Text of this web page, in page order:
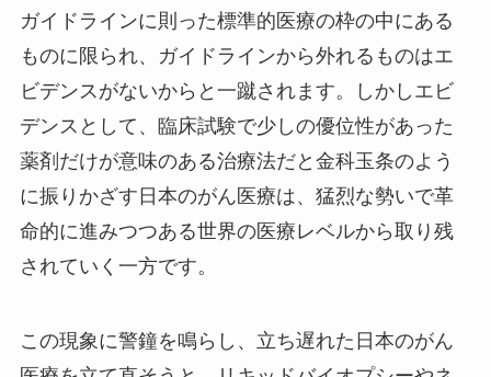
ガイドラインに則った標準的医療の枠の中にある
ものに限られ、ガイドラインから外れるものはエ
ビデンスがないからと一蹴されます。しかしエビ
デンスとして、臨床試験で少しの優位性があった
薬剤だけが意味のある治療法だと金科玉条のよう
に振りかざす日本のがん医療は、猛烈な勢いで革
命的に進みつつある世界の医療レベルから取り残
されていく一方です。
この現象に警鐘を鳴らし、立ち遅れた日本のがん